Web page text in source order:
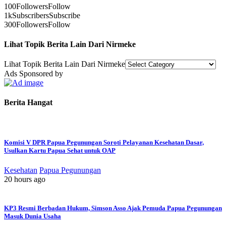
100FollowersFollow
1kSubscribersSubscribe
300FollowersFollow
Lihat Topik Berita Lain Dari Nirmeke
Lihat Topik Berita Lain Dari Nirmeke
Ads Sponsored by
Berita Hangat
Komisi V DPR Papua Pegunungan Soroti Pelayanan Kesehatan Dasar,
Usulkan Kartu Papua Sehat untuk OAP
Kesehatan Papua Pegunungan
20 hours ago
KP3 Resmi Berbadan Hukum, Simson Asso Ajak Pemuda Papua Pegunungan
Masuk Dunia Usaha